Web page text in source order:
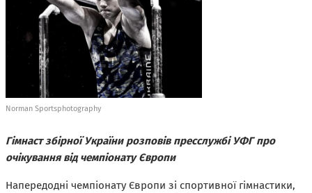
Norman Sportsphotography
Гімнаст збірної України розповів пресслужбі УФГ про
очікування від чемпіонату Європи
Напередодні чемпіонату Європи зі спортивної гімнастики,